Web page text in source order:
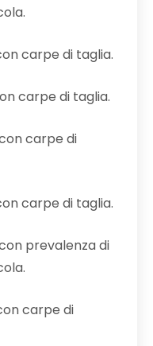
carpe di taglia.
carpe di taglia.
carpe di
carpe di taglia.
prevalenza di
carpe di